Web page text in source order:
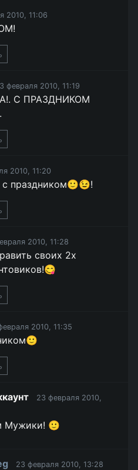
2010, 11:06
февраля 2010, 11:19
С ПРАЗДНИКОМ
2010, 11:20
с праздником🙂😉!
2010, 11:28
своих 2х
2010, 11:35
23 февраля 2010,
Мужики! 🙂
23 февраля 2010, 13:28